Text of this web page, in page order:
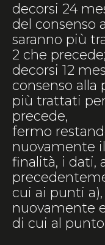
decorsi 24
del consenso
saranno più
2 che
decorsi 12
consenso alla
più trattati
precede,
fermo
nuovamente
finalità, i dati,
cui ai punti
nuovamente
di cui al